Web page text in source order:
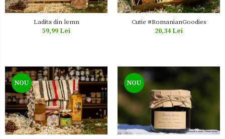
Zacusca
Ladita din lemn
59,99 Lei
Cutie #RomanianGoodies
20,34 Lei
NOU NOU